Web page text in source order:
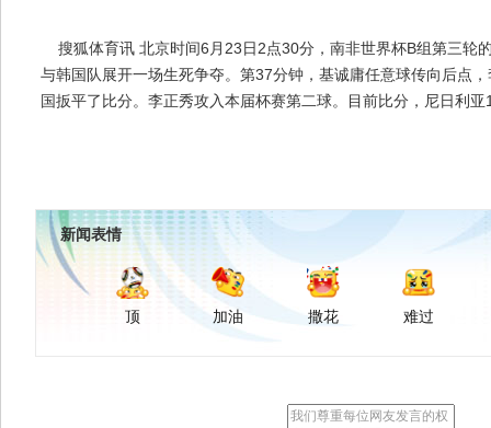
搜狐体育讯 北京时间6月23日2点30分，南非世界杯B组第三轮
与韩国队展开一场生死争夺。第37分钟，基诚庸任意球传向后点
国扳平了比分。李正秀攻入本届杯赛第二球。目前比分，尼日利亚
新闻表情
顶 加油 撒花 难过